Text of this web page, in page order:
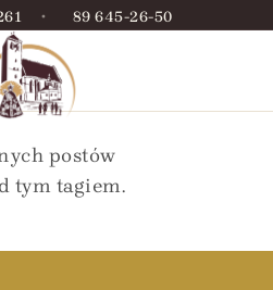
• 89 645-26-50
postów
tym tagiem.